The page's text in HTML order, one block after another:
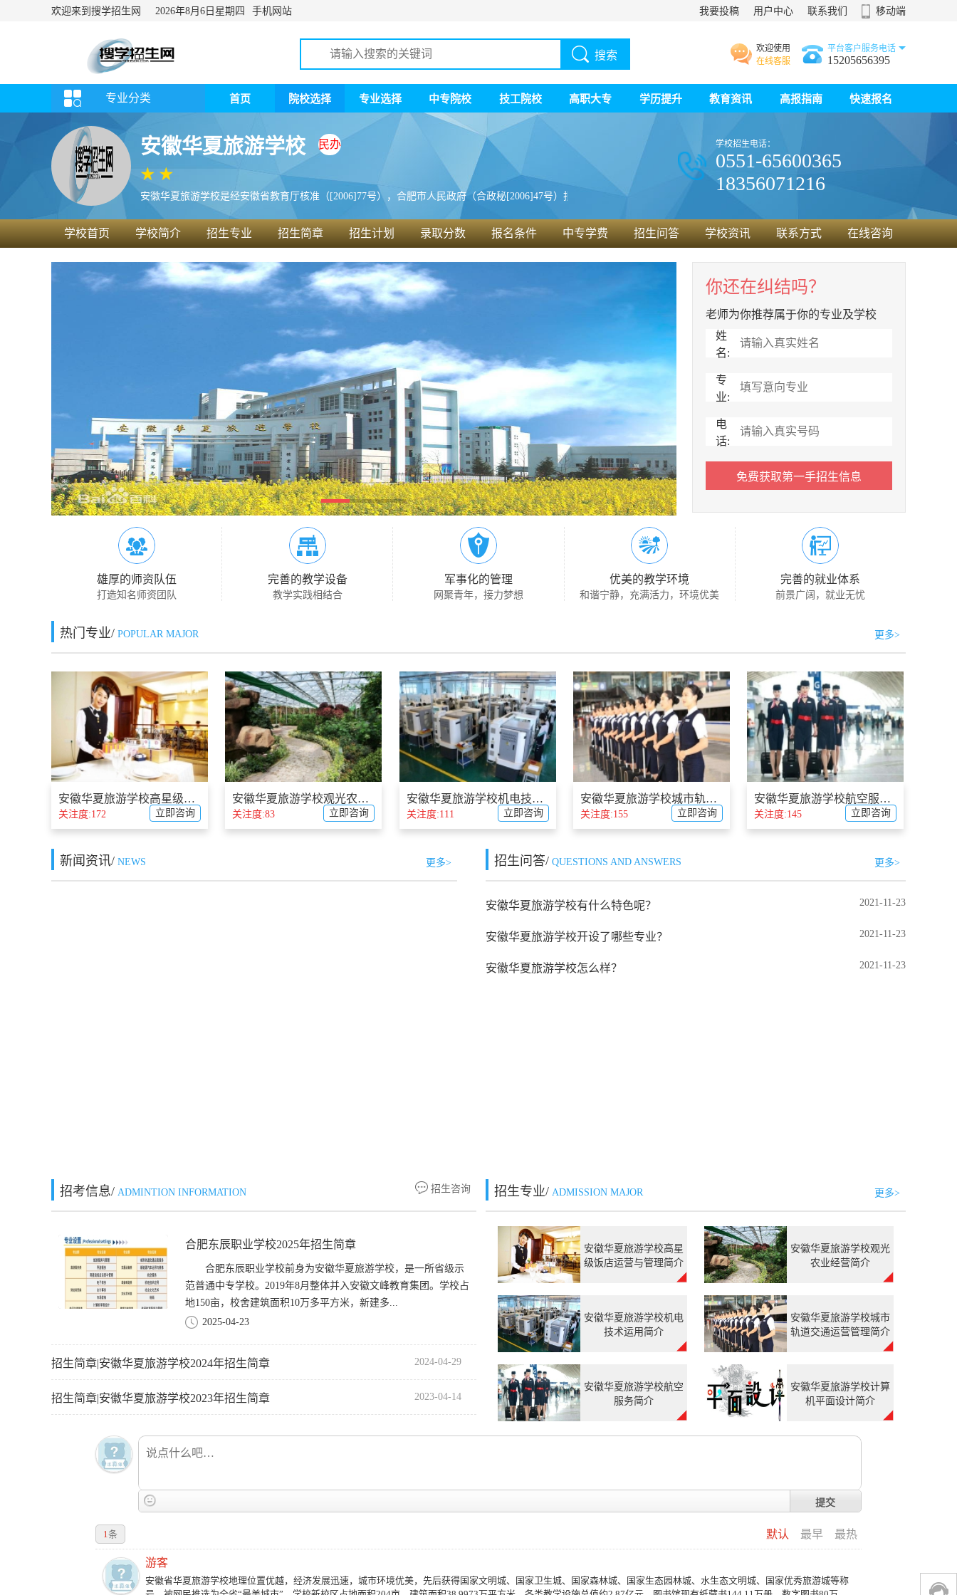
欢迎来到搜学招生网 2026年8月6日 星期四 手机网站 我要投稿 用户中心 联系我们 移动端
搜索
欢迎使用
在线客服
平台客户服务电话
15205656395
专业分类 首页 院校选择 专业选择 中专院校 技工院校 高职大专 学历提升 教育资讯 高报指南 快速报名
安徽华夏旅游学校 民办
安徽华夏旅游学校是经安徽省教育厅核准（[2006]77号），合肥市人民政府（合政秘[2006]47号）批准成立的一所民办普通中专学校，是安徽省省级示范学校。 学校自1997年创办以来
学校招生电话：
0551-65600365
18356071216
学校首页 学校简介 招生专业 招生简章 招生计划 录取分数 报名条件 中专学费 招生问答 学校资讯 联系方式 在线咨询
你还在纠结吗？
老师为你推荐属于你的专业及学校
姓
名:
专
业:
电
话:
雄厚的师资队伍
打造知名师资团队
完善的教学设备
教学实践相结合
军事化的管理
网聚青年，接力梦想
优美的教学环境
和谐宁静，充满活力，环境优美
完善的就业体系
前景广阔，就业无忧
热门专业/ POPULAR MAJOR 更多>
安徽华夏旅游学校高星级饭店运营与管理简介
关注度:172 立即咨询
安徽华夏旅游学校观光农业经营简介
关注度:83 立即咨询
安徽华夏旅游学校机电技术运用简介
关注度:111 立即咨询
安徽华夏旅游学校城市轨道交通运营管理简介
关注度:155 立即咨询
安徽华夏旅游学校航空服务简介
关注度:145 立即咨询
新闻资讯/ NEWS 更多> 招生问答/ QUESTIONS AND ANSWERS 更多>
安徽华夏旅游学校有什么特色呢？ 2021-11-23
安徽华夏旅游学校开设了哪些专业？ 2021-11-23
安徽华夏旅游学校怎么样？ 2021-11-23
招考信息/ ADMINTION INFORMATION 招生咨询
合肥东辰职业学校2025年招生简章
合肥东辰职业学校前身为安徽华夏旅游学校，是一所省级示
范普通中专学校。2019年8月整体并入安徽文峰教育集团。学校占
地150亩，校舍建筑面积10万多平方米，新建多...
2025-04-23
招生简章|安徽华夏旅游学校2024年招生简章 2024-04-29
招生简章|安徽华夏旅游学校2023年招生简章 2023-04-14
招生专业/ ADMISSION MAJOR 更多>
安徽华夏旅游学校高星
级饭店运营与管理简介
安徽华夏旅游学校观光
农业经营简介
安徽华夏旅游学校机电
技术运用简介
安徽华夏旅游学校城市
轨道交通运营管理简介
安徽华夏旅游学校航空
服务简介
安徽华夏旅游学校计算
机平面设计简介
提交
默认 最早 最热
1条
游客
安徽省华夏旅游学校地理位置优越，经济发展迅速，城市环境优美，先后获得国家文明城、国家卫生城、国家森林城、国家生态园林城、水生态文明城、国家优秀旅游城等称